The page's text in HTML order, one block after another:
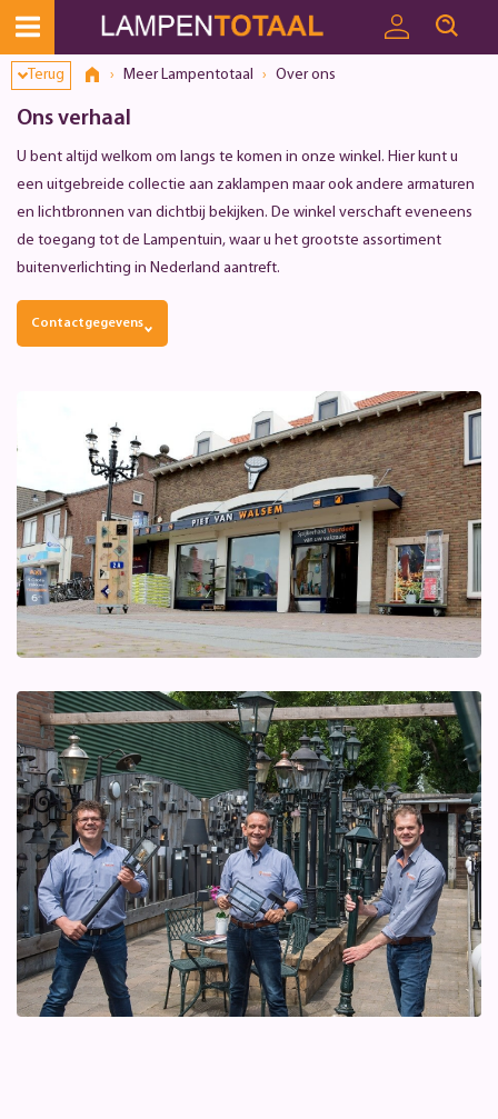
Terug Meer Lampentotaal Over ons
Ons verhaal
U bent altijd welkom om langs te komen in onze winkel. Hier kunt u
een uitgebreide collectie aan zaklampen maar ook andere armaturen
en lichtbronnen van dichtbij bekijken. De winkel verschaft eveneens
de toegang tot de Lampentuin, waar u het grootste assortiment
buitenverlichting in Nederland aantreft.
Contactgegevens
Toestemmingsvenster geopend